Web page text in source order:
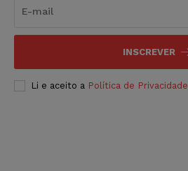
INSCREVER
Li e aceito a Política de Privacidade